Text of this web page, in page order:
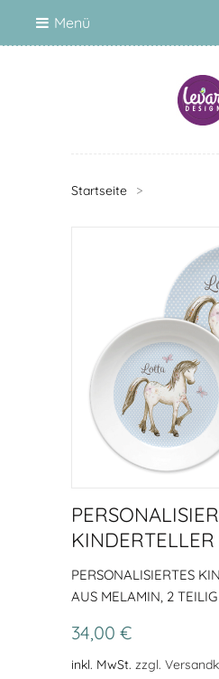
Menü
Startseite >
PERSONALISIERTES
AUS MELAMIN, 2 TEILIG
34,00 €
inkl. MwSt. zzgl.